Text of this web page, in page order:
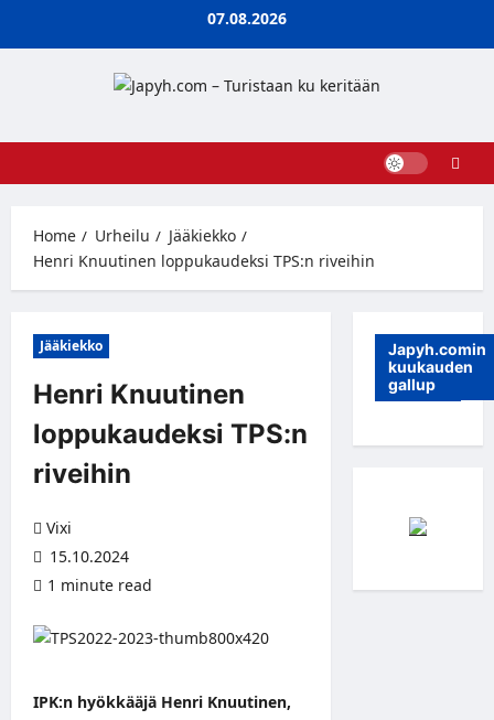
07.08.2026
Home Urheilu
Jääkiekko
Henri Knuutinen loppukaudeksi TPS:n riveihin
Jääkiekko
Henri Knuutinen
loppukaudeksi TPS:n
riveihin
Vixi
15.10.2024
1 minute read
IPK:n hyökkääjä Henri Knuutinen,
Japyh.comin
kuukauden
gallup